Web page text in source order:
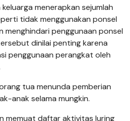
menerapkan sejumlah
tidak menggunakan ponsel
menghindari penggunaan ponsel
dinilai penting karena
penggunaan perangkat oleh
tua menunda pemberian
anak selama mungkin.
memuat daftar aktivitas luring